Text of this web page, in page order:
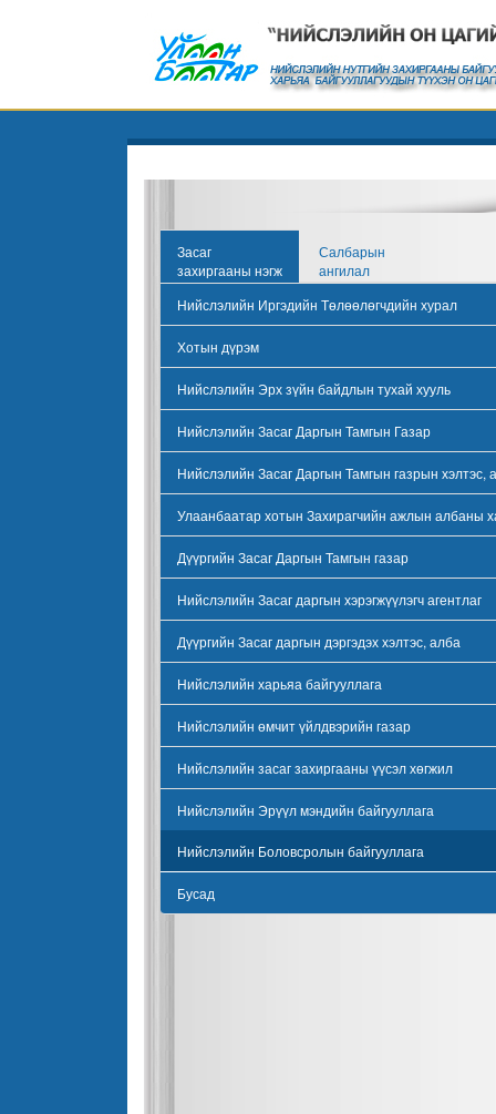
Засаг
захиргааны нэгж
Салбарын
ангилал
Нийслэлийн Иргэдийн Төлөөлөгчдийн хурал
Хотын дүрэм
Нийслэлийн Эрх зүйн байдлын тухай хууль
Нийслэлийн Засаг Даргын Тамгын Газар
Нийслэлийн Засаг Даргын Тамгын газрын хэлтэс,
Улаанбаатар хотын Захирагчийн ажлын албаны
Дүүргийн Засаг Даргын Тамгын газар
Нийслэлийн Засаг даргын хэрэгжүүлэгч агентлаг
Дүүргийн Засаг даргын дэргэдэх хэлтэс, алба
Нийслэлийн харьяа байгууллага
Нийслэлийн өмчит үйлдвэрийн газар
Нийслэлийн засаг захиргааны үүсэл хөгжил
Нийслэлийн Эрүүл мэндийн байгууллага
Нийслэлийн Боловсролын байгууллага
Бусад